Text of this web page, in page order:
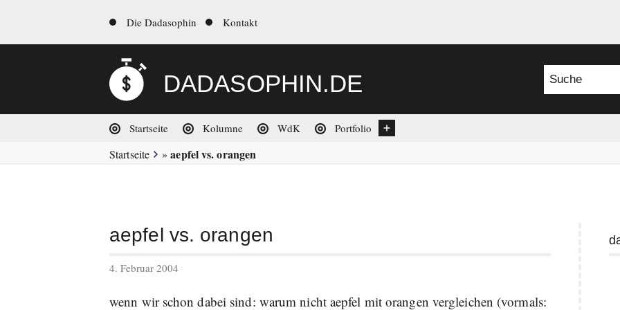
dadasophin.deMetanavigation
Die Dadasophin Kontakt
DADASOPHIN.DE Suche nach:
Hauptnavigation
Startseite Kolumne WdK Portfolio Untermenü
Startseite »aepfel vs. orangen
aepfel vs. orangen
veröffentlicht
4. Februar 2004
wenn wir schon dabei sind: warum nicht aepfel mit orangen vergleichen (vormals: